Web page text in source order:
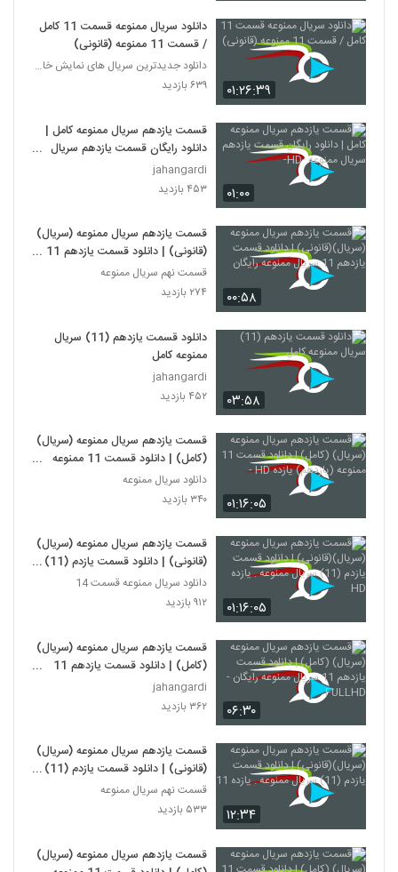
۰۱:۲۶:۳۹
دانلود سریال ممنوعه قسمت 11 کامل
/ قسمت 11 ممنوعه (قانونی)
دانلود جدیدترین سریال های نمایش خانگی
۶۳۹ بازدید
۰۱:۰۰
قسمت یازدهم سریال ممنوعه کامل |
دانلود رایگان قسمت یازدهم سریال
ممنوعه -HD-
jahangardi
۴۵۳ بازدید
۰۰:۵۸
قسمت یازدهم سریال ممنوعه (سریال)
(قانونی) | دانلود قسمت یازدهم 11
سریال ممنوعه رایگان
قسمت نهم سریال ممنوعه
۲۷۴ بازدید
۰۳:۵۸
دانلود قسمت یازدهم (11) سریال
ممنوعه کامل
jahangardi
۴۵۲ بازدید
۰۱:۱۶:۰۵
قسمت یازدهم سریال ممنوعه (سریال)
(کامل) | دانلود قسمت 11 ممنوعه
(یازدهم) یازده HD -
دانلود سریال ممنوعه
۳۴۰ بازدید
۰۱:۱۶:۰۵
قسمت یازدهم سریال ممنوعه (سریال)
(قانونی) | دانلود قسمت یازدم (11)
سریال ممنوعه . یازده HD
دانلود سریال ممنوعه قسمت 14
۹۱۲ بازدید
۰۶:۳۰
قسمت یازدهم سریال ممنوعه (سریال)
(کامل) | دانلود قسمت یازدهم 11
سریال ممنوعه رایگان -FULLHD
jahangardi
۳۶۲ بازدید
۱۲:۳۴
قسمت یازدهم سریال ممنوعه (سریال)
(قانونی) | دانلود قسمت یازدم (11)
سریال ممنوعه . یازده 11
قسمت نهم سریال ممنوعه
۵۳۳ بازدید
قسمت یازدهم سریال ممنوعه (سریال)